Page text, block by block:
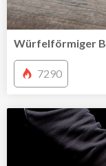
Würfelförmiger
7290